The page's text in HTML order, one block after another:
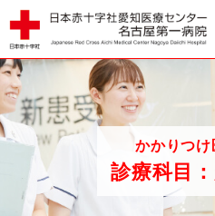
かかりつけ
診療科目